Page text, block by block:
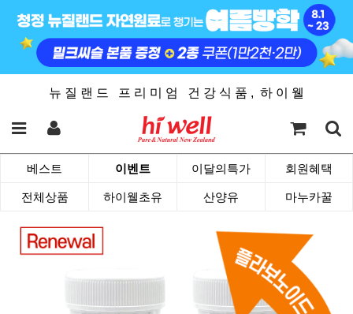
뉴 질 랜 드 프 리 미 엄 건 강 식 품 , 하 이 웰
베스트 이벤트 이달의특가 회원혜택
전체상품 하이웰초유 산양유 마누카꿀